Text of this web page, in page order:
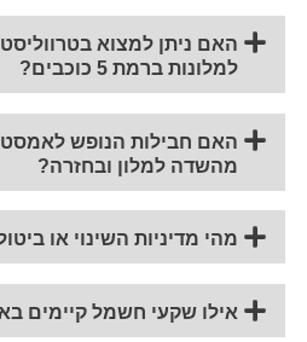
האם ניתן למצוא
למלונות ברמת 5 כוכבים?
האם חבילות הנופש
מהשדה למלון ובחזרה?
מהי מדיניות השינוי או
אילו שקעי חשמל קיימים